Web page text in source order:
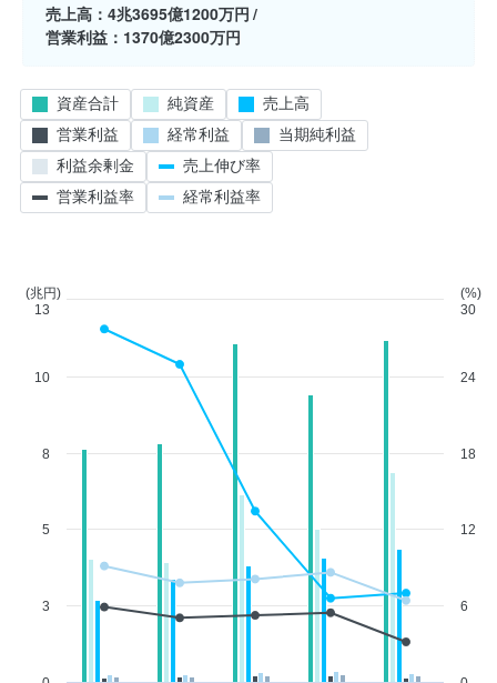
売上高
4兆3695億1200万円
営業利益
1370億2300万円
3
5
8
10
(兆円)
13
6
12
18
24
(%)
30
資産合計 純資産
売上高
営業利益
経常利益
当期純利益
利益余剰金
売上伸び率
営業利益率
経常利益率